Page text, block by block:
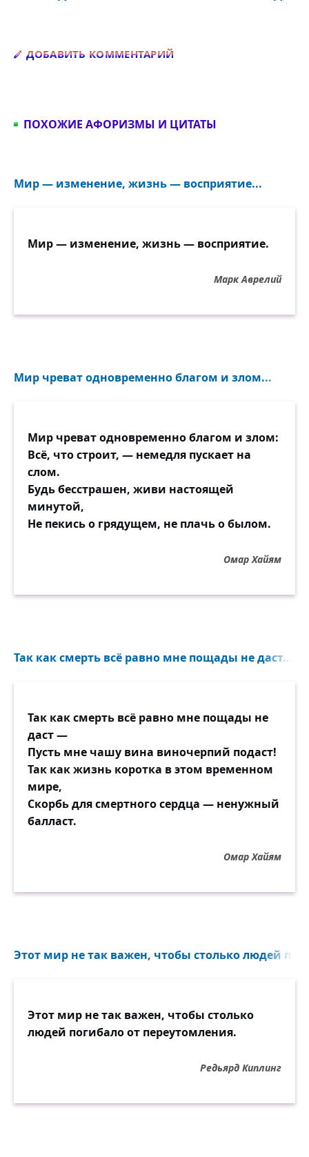
ДОБАВИТЬ КОММЕНТАРИЙ
ПОХОЖИЕ АФОРИЗМЫ И ЦИТАТЫ
Мир — изменение, жизнь — восприятие...
Мир — изменение, жизнь — восприятие.
Марк Аврелий
Мир чреват одновременно благом и злом...
Мир чреват одновременно благом и злом:
Всё, что строит, — немедля пускает на
слом.
Будь бесстрашен, живи настоящей
минутой,
Не пекись о грядущем, не плачь о былом.
Омар Хайям
Так как смерть всё равно мне пощады не даст...
Так как смерть всё равно мне пощады не
даст —
Пусть мне чашу вина виночерпий подаст!
Так как жизнь коротка в этом временном
мире,
Скорбь для смертного сердца — ненужный
балласт.
Омар Хайям
Этот мир не так важен, чтобы столько людей
Этот мир не так важен, чтобы столько
людей погибало от переутомления.
Редьярд Киплинг